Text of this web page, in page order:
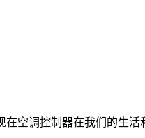
空调控制器在我们的生